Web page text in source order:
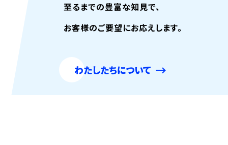
至るまでの豊富な知見で、
お客様のご要望にお応えします。
わたしたちについて